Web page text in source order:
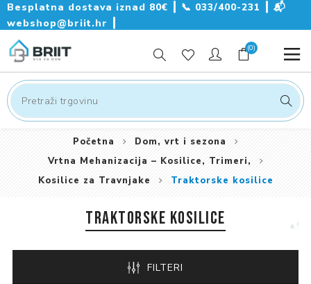
Besplatna dostava iznad 80€ ┃ 📞 033/400-231
📬
webshop@briit.hr
(0)
Početna
Dom, vrt i sezona
Vrtna Mehanizacija – Kosilice, Trimeri,
Kosilice za Travnjake
Traktorske kosilice
TRAKTORSKE KOSILICE
FILTERI